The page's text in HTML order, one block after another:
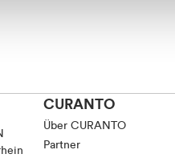
CURANTO
Über CURANTO
Partner